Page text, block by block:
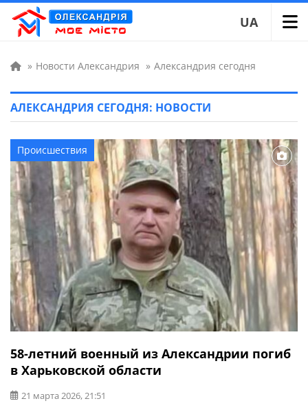
UA
» Новости Александрия » Александрия сегодня
АЛЕКСАНДРИЯ СЕГОДНЯ: НОВОСТИ
Происшествия
58-летний военный из Александрии погиб
в Харьковской области
21 марта 2026, 21:51